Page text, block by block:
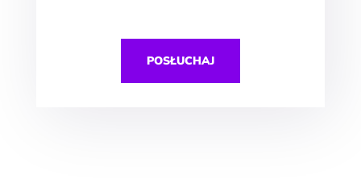
POSŁUCHAJ